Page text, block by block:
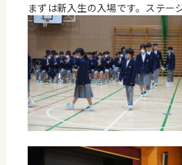
まずは新入生の入場です。ステー